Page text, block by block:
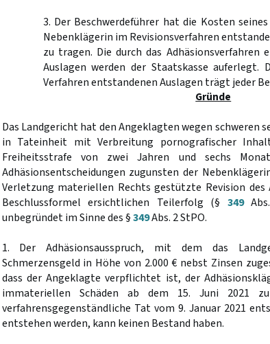
3. Der Beschwerdeführer hat die Kosten
Nebenklägerin im Revisionsverfahren
zu tragen. Die durch das Adhäsionsverfahren
Auslagen werden der Staatskasse auferlegt.
Verfahren entstandenen Auslagen trägt jeder
Gründe
Das Landgericht hat den Angeklagten wegen schweren
in Tateinheit mit Verbreitung pornografischer
Freiheitsstrafe von zwei Jahren und sechs
Adhäsionsentscheidungen zugunsten der
Verletzung materiellen Rechts gestützte Revision
Beschlussformel ersichtlichen Teilerfolg (§ 349
unbegründet im Sinne des §349Abs. 2 StPO.
1. Der Adhäsionsausspruch, mit dem das
Schmerzensgeld in Höhe von 2.000 € nebst Zinsen
dass der Angeklagte verpflichtet ist, der
immateriellen Schäden ab dem 15. Juni 2021
verfahrensgegenständliche Tat vom 9. Januar 2021
entstehen werden, kann keinen Bestand haben.